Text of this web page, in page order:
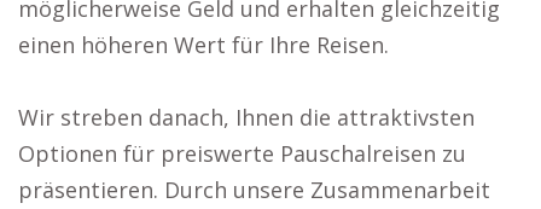
möglicherweise Geld und erhalten gleichzeitig
einen höheren Wert für Ihre Reisen.
Wir streben danach, Ihnen die attraktivsten
Optionen für preiswerte Pauschalreisen zu
präsentieren. Durch unsere Zusammenarbeit